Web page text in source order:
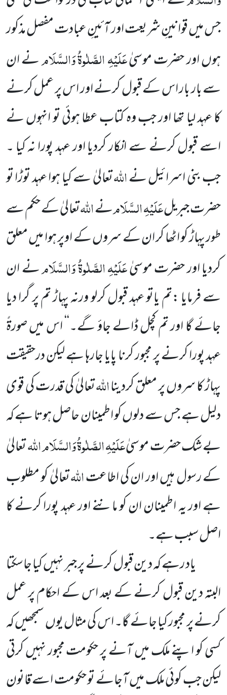
جس میں قوانینِ شریعت اور آئینِ عبادت مفصل مذکور
ہوں اور حضرت موسیٰعَلَیْہِ الصَّلٰوۃُ وَالسَّلَامنے ان
سے بار بار اس کے قبول کرنے اور اس پر عمل کرنے
کا عہد لیا تھا اور جب وہ کتاب عطاہوئی تو انہوں نے
اسے قبول کرنے سے انکار کردیا اور عہد پورا نہ کیا ۔
جب بنی اسرائیل نےاللہتعالیٰ سے کیا ہوا عہد توڑاتو
حضرت جبریلعَلَیْہِ السَّلَامنےاللہتعالیٰ کے حکم سے
طور پہاڑ کو اٹھا کر ان کے سروں کے اوپر ہوا میں معلق
کردیا اور حضرت موسیٰعَلَیْہِ الصَّلٰوۃُ وَالسَّلَامنے ان
سے فرمایا :تم یاتو عہد قبول کرلو ورنہ پہاڑ تم پر گرا دیا
جائے گا اور تم کچل ڈالے جاؤ گے۔‘‘ اس میں صورۃً
عہد پورا کرنے پر مجبور کرنا پایا جارہا ہے لیکن درحقیقت
پہاڑ کا سروں پر معلق کردینااللہتعالیٰ کی قدرت کی قوی
دلیل ہے جس سے دلوں کو اطمینان حاصل ہوتا ہے کہ
بے شک حضرت موسیٰعَلَیْہِ الصَّلٰوۃُ وَالسَّلَاماللہتعالیٰ
کے رسول ہیں اور ان کی اطاعتاللہتعالیٰ کو مطلوب
ہے اور یہ اطمینان ان کو ماننے اور عہد پورا کرنے کا
اصل سبب ہے۔
یاد رہے کہ دین قبول کرنے پر جبر نہیں کیا جاسکتا
البتہ دین قبول کرنے کے بعد اس کے احکام پر عمل
کرنے پر مجبور کیا جائے گا۔ اس کی مثال یوں سمجھیں کہ
کسی کو اپنے ملک میں آنے پر حکومت مجبور نہیں کرتی
لیکن جب کوئی ملک میں آجائے تو حکومت اسے قانون